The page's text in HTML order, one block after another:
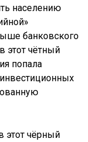
населению
банковского
этот чётный
попала
этот чёрный